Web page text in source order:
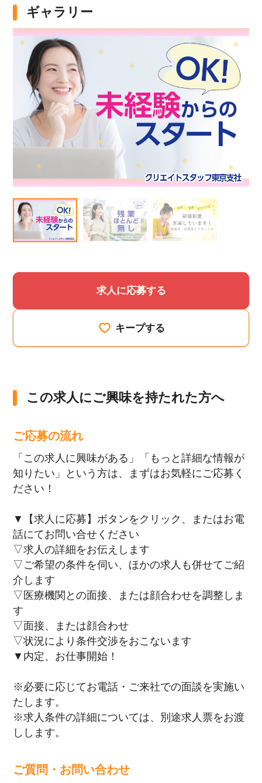
ギャラリー
求人に応募する
キープする
この求人にご興味を持たれた方へ
ご応募の流れ
「この求人に興味がある」「もっと詳細な情報が
知りたい」という方は、まずはお気軽にご応募く
ださい！
▼【求人に応募】ボタンをクリック、またはお電
話にてお問い合せください
▽求人の詳細をお伝えします
▽ご希望の条件を伺い、ほかの求人も併せてご紹
介します
▽医療機関との面接、または顔合わせを調整しま
す
▽面接、または顔合わせ
▽状況により条件交渉をおこないます
▼内定、お仕事開始！
※必要に応じてお電話・ご来社での面談を実施い
たします。
※求人条件の詳細については、別途求人票をお渡
しします。
ご質問・お問い合わせ
9,631 件